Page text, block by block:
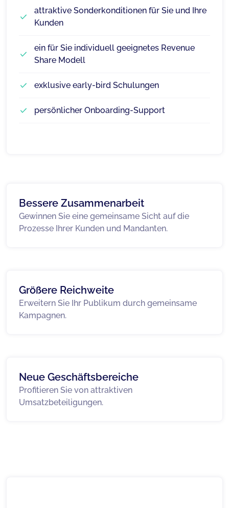
attraktive Sonderkonditionen für Sie und Ihre
Kunden
ein für Sie individuell geeignetes Revenue
Share Modell
exklusive early-bird Schulungen
persönlicher Onboarding-Support
Bessere Zusammenarbeit
Gewinnen Sie eine gemeinsame Sicht auf die
Prozesse Ihrer Kunden und Mandanten.
Größere Reichweite
Erweitern Sie Ihr Publikum durch gemeinsame
Kampagnen.
Neue Geschäftsbereiche
Profitieren Sie von attraktiven
Umsatzbeteiligungen.